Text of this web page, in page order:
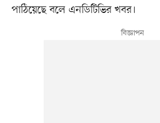
পাঠিয়েছে বলে এনডিটিভির খবর।